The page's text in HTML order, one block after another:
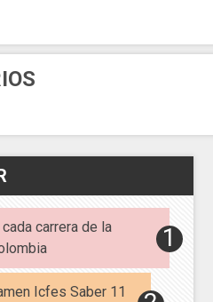
carrera de la
Icfes Saber 11